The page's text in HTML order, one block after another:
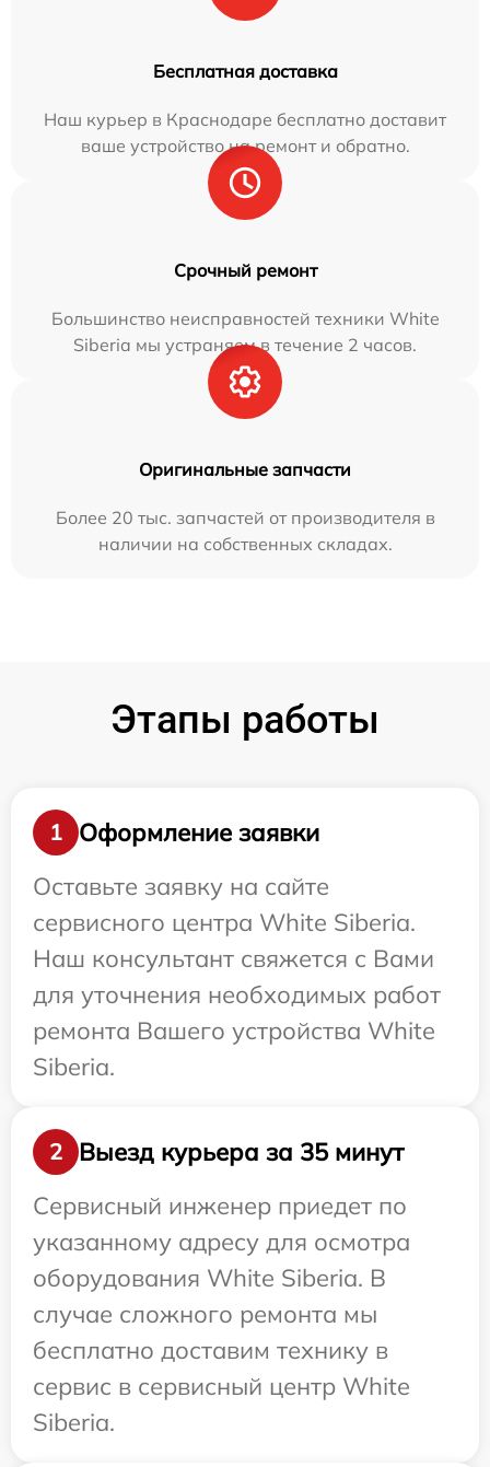
Бесплатная доставка
Наш курьер в Краснодаре бесплатно доставит
ваше устройство на ремонт и обратно.
Срочный ремонт
Большинство неисправностей техники White
Siberia мы устраняем в течение 2 часов.
Оригинальные запчасти
Более 20 тыс. запчастей от производителя в
наличии на собственных складах.
Этапы работы
1
Оформление заявки
Оставьте заявку на сайте
сервисного центра White Siberia.
Наш консультант свяжется с Вами
для уточнения необходимых работ
ремонта Вашего устройства White
Siberia.
2
Выезд курьера за 35 минут
Сервисный инженер приедет по
указанному адресу для осмотра
оборудования White Siberia. В
случае сложного ремонта мы
бесплатно доставим технику в
сервис в сервисный центр White
Siberia.